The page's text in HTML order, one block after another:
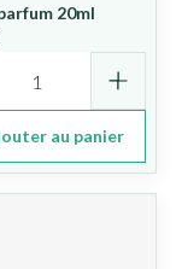
20ml
au panier